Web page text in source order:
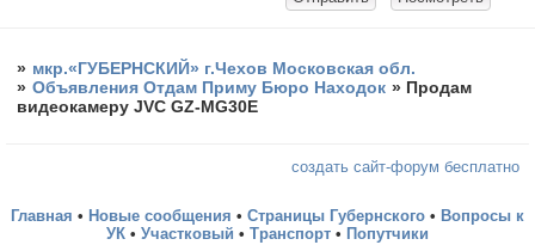
» мкр.«ГУБЕРНСКИЙ» г.Чехов Московская обл.
» Объявления Отдам Приму Бюро Находок » Продам
видеокамеру JVC GZ-MG30E
создать сайт-форум бесплатно
Главная • Новые сообщения • Страницы Губернского • Вопросы к
УК • Участковый • Транспорт • Попутчики